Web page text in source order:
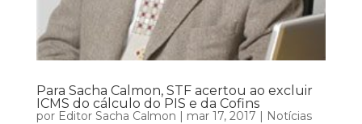
Para Sacha Calmon, STF acertou ao excluir
ICMS do cálculo do PIS e da Cofins
por Editor Sacha Calmon | mar 17, 2017 | Notícias